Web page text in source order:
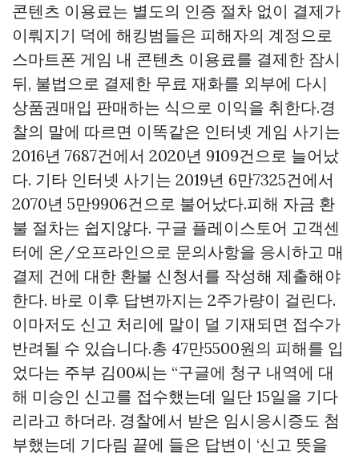
콘텐츠 이용료는 별도의 인증 절차 없이 결제가
이뤄지기 덕에 해킹범들은 피해자의 계정으로
스마트폰 게임 내 콘텐츠 이용료를 결제한 잠시
뒤, 불법으로 결제한 무료 재화를 외부에 다시
상품권매입 판매하는 식으로 이익을 취한다.경
찰의 말에 따르면 이똑같은 인터넷 게임 사기는
2016년 7687건에서 2020년 9109건으로 늘어났
다. 기타 인터넷 사기는 2019년 6만7325건에서
2070년 5만9906건으로 불어났다.피해 자금 환
불 절차는 쉽지않다. 구글 플레이스토어 고객센
터에 온/오프라인으로 문의사항을 응시하고 매
결제 건에 대한 환불 신청서를 작성해 제출해야
한다. 바로 이후 답변까지는 2주가량이 걸린다.
이마저도 신고 처리에 말이 덜 기재되면 접수가
반려될 수 있습니다.총 47만5500원의 피해를 입
었다는 주부 김00씨는 “구글에 청구 내역에 대
해 미승인 신고를 접수했는데 일단 15일을 기다
리라고 하더라. 경찰에서 받은 임시응시증도 첨
부했는데 기다림 끝에 들은 답변이 ‘신고 뜻을